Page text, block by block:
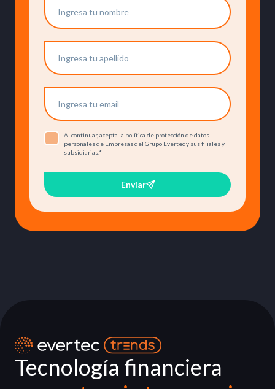
Al continuar, acepta la política de protección de datos
personales de Empresas del Grupo Evertec y sus filiales y
subsidiarias.*
Enviar
Tecnología financiera